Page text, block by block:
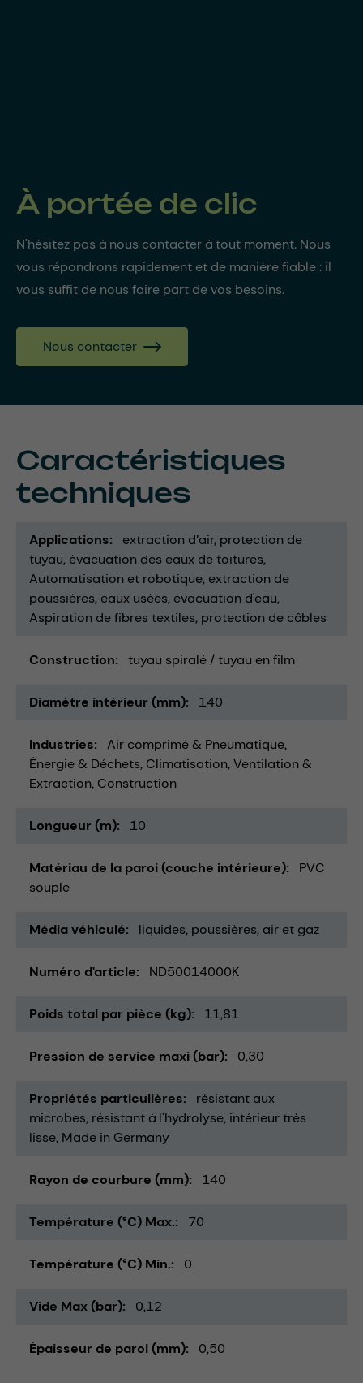
À portée de clic
N'hésitez pas à nous contacter à tout moment. Nous
vous répondrons rapidement et de manière fiable : il
vous suffit de nous faire part de vos besoins.
Nous contacter
Caractéristiques
techniques
Applications extraction d’air protection de
tuyau évacuation des eaux de toitures
Automatisation et robotique extraction de
poussières eaux usées évacuation d'eau
Aspiration de fibres textiles protection de câbles
Construction tuyau spiralé / tuyau en film
Diamètre intérieur (mm) 140
Industries
Air comprimé & Pneumatique
Énergie & Déchets Climatisation, Ventilation &
Extraction Construction
Longueur (m) 10
Matériau de la paroi (couche intérieure)
PVC
souple
Média véhiculé liquides poussières air et gaz
Numéro d'article ND50014000K
Poids total par pièce (kg) 11,81
Pression de service maxi (bar) 0,30
Propriétés particulières
résistant aux
microbes résistant à l'hydrolyse intérieur très
lisse Made in Germany
Rayon de courbure (mm) 140
Température (°C) Max. 70
Température (°C) Min. 0
Vide Max (bar) 0,12
Épaisseur de paroi (mm) 0,50